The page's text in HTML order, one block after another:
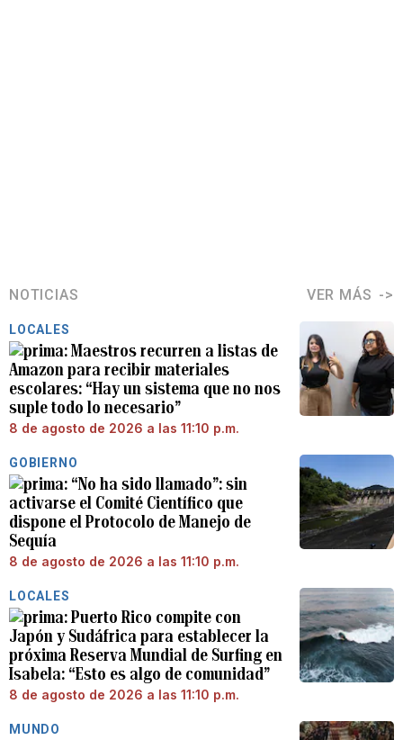
NOTICIAS VER MÁS
LOCALES
Maestros recurren a listas de
Amazon para recibir materiales
escolares: “Hay un sistema que no nos
suple todo lo necesario”
8 de agosto de 2026 a las 11:10 p.m.
GOBIERNO
“No ha sido llamado”: sin
activarse el Comité Científico que
dispone el Protocolo de Manejo de
Sequía
8 de agosto de 2026 a las 11:10 p.m.
LOCALES
Puerto Rico compite con
Japón y Sudáfrica para establecer la
próxima Reserva Mundial de Surfing en
Isabela: “Esto es algo de comunidad”
8 de agosto de 2026 a las 11:10 p.m.
MUNDO